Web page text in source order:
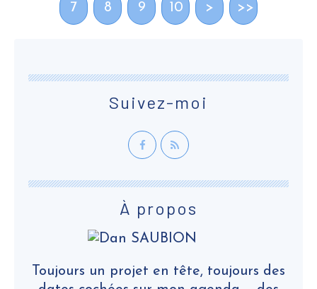
7 8 9 10 > >>
Suivez-moi
À propos
Toujours un projet en tête, toujours des